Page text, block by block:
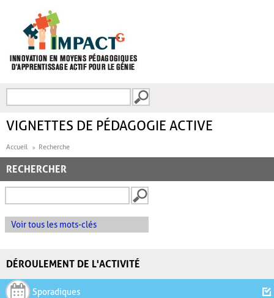
FORMULAIRE DE
VIGNETTES DE PÉDAGOGIE ACTIVE
Accueil Recherche
RECHERCHER
Voir tous les mots-clés
DÉROULEMENT DE L'ACTIVITÉ
Sporadiques